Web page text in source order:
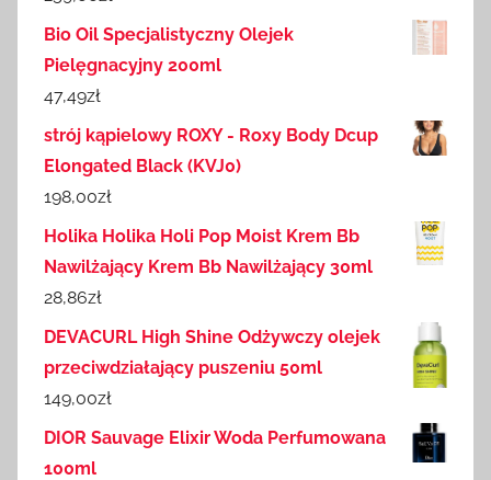
Bio Oil Specjalistyczny Olejek
Pielęgnacyjny 200ml
47,49zł
strój kąpielowy ROXY - Roxy Body Dcup
Elongated Black (KVJ0)
198,00zł
Holika Holika Holi Pop Moist Krem Bb
Nawilżający Krem Bb Nawilżający 30ml
28,86zł
DEVACURL High Shine Odżywczy olejek
przeciwdziałający puszeniu 50ml
149,00zł
DIOR Sauvage Elixir Woda Perfumowana
100ml